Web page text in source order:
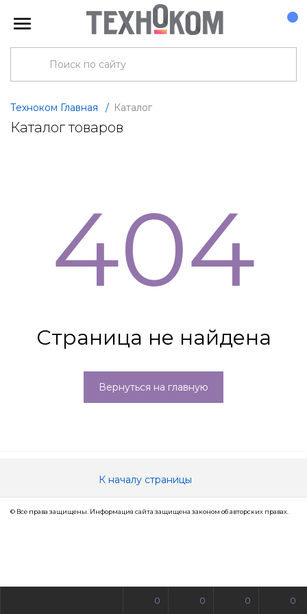
0 0 0 0
Техноком Главная / Каталог
Каталог товаров
404
Страница не найдена
Вернуться на главную
К началу страницы
© Все права защищены. Информация сайта защищена законом об авторских правах.